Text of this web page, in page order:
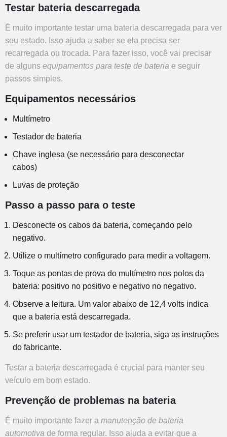
Testar bateria descarregada
É muito importante testar uma bateria descarregada para ver
seu estado. Isso ajuda a saber se ela precisa ser
recarregada ou trocada. Para fazer isso, você vai precisar
de alguns equipamentos para teste de bateria e seguir
passos simples.
Equipamentos necessários
Multímetro
Testador de bateria
Chave inglesa (se necessário para desconectar
cabos)
Luvas de proteção
Passo a passo para o teste
Desconecte os cabos da bateria, começando pelo
negativo.
Utilize o multímetro configurado para medir a voltagem.
Toque as pontas de prova do multímetro nos polos da
bateria: positivo no positivo e negativo no negativo.
Observe a leitura. Um valor abaixo de 12,4 volts indica
que a bateria está descarregada.
Se preferir usar um testador de bateria, siga as instruções
do fabricante.
Testar a bateria descarregada é crucial para manter seu
veículo em bom estado.
Prevenção de problemas na bateria
É muito importante fazer a manutenção de bateria
automotiva de forma regular. Isso ajuda a evitar que a